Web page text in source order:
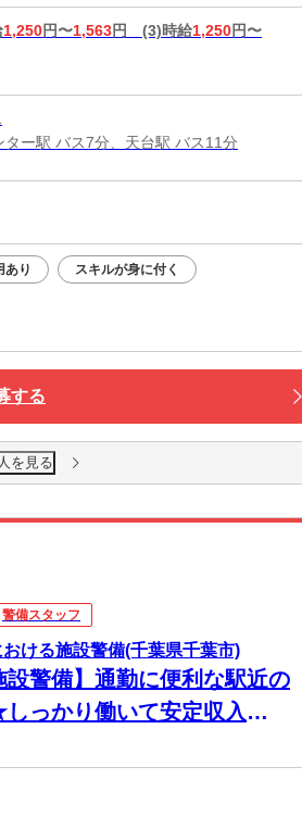
1,250円〜1,563円 (3)時給1,250円〜
ー駅 バス7分、天台駅 バス11分
あり スキルが身に付く
する
を見る
警備スタッフ
ける施設警備(千葉県千葉市)
設警備】通勤に便利な駅近の
っかり働いて安定収入